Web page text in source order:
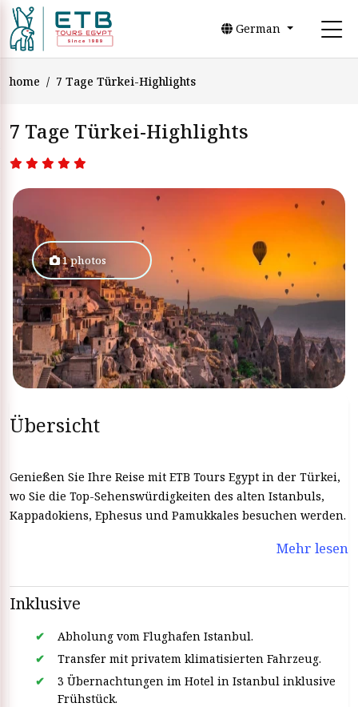
German
home 7 Tage Türkei-Highlights
7 Tage Türkei-Highlights
1 photos
Übersicht
Genießen Sie Ihre Reise mit ETB Tours Egypt in der Türkei,
wo Sie die Top-Sehenswürdigkeiten des alten Istanbuls,
Kappadokiens, Ephesus und Pamukkales besuchen werden.
Mehr lesen
Inklusive
Abholung vom Flughafen Istanbul.
Transfer mit privatem klimatisierten Fahrzeug.
3 Übernachtungen im Hotel in Istanbul inklusive
Frühstück.